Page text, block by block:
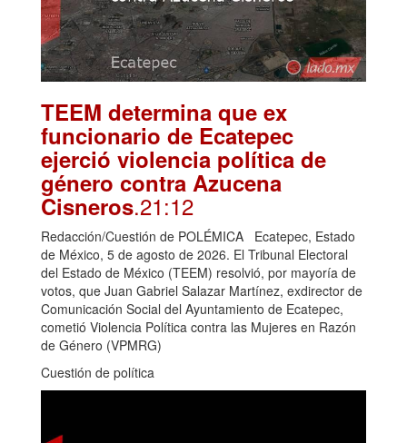
TEEM determina que ex
funcionario de Ecatepec
ejerció violencia política de
género contra Azucena
Cisneros.21:12
Redacción/Cuestión de POLÉMICA Ecatepec, Estado
de México, 5 de agosto de 2026. El Tribunal Electoral
del Estado de México (TEEM) resolvió, por mayoría de
votos, que Juan Gabriel Salazar Martínez, exdirector de
Comunicación Social del Ayuntamiento de Ecatepec,
cometió Violencia Política contra las Mujeres en Razón
de Género (VPMRG)
Cuestión de política